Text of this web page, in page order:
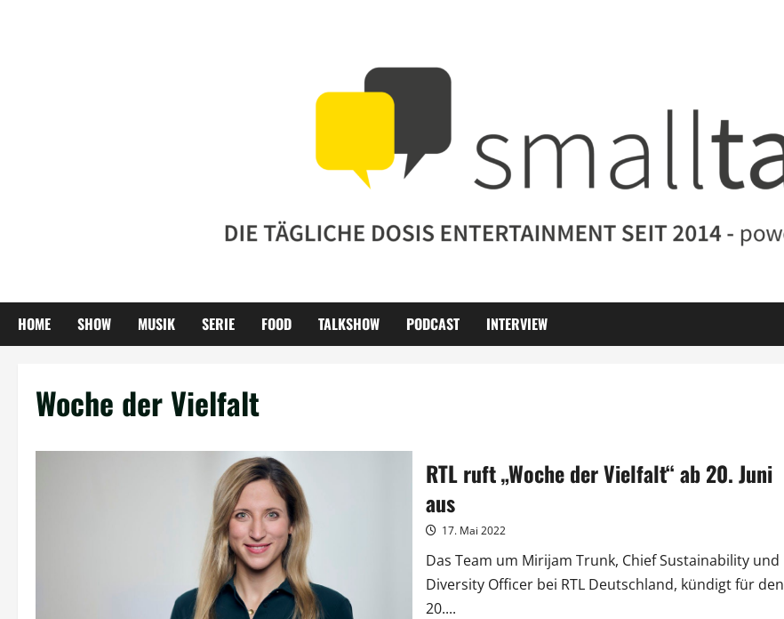
HOME SHOW MUSIK SERIE FOOD TALKSHOW PODCAST INTERVIEW
Woche der Vielfalt
RTL ruft „Woche der Vielfalt“ ab 20. Juni
aus
17. Mai 2022
Das Team um Mirijam Trunk, Chief Sustainability und
Diversity Officer bei RTL Deutschland, kündigt für den
20....